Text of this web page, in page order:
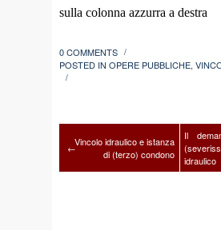
sulla colonna azzurra a destra
0 COMMENTS /
POSTED IN OPERE PUBBLICHE,
/
←Vincolo idraulico e istanza
di (terzo) condono
Il
idraulico